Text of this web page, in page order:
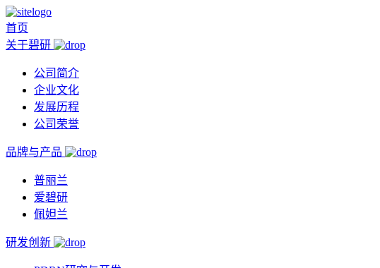
首页
关于碧研
公司简介
企业文化
发展历程
公司荣誉
品牌与产品
普丽兰
爱碧研
佩妲兰
研发创新